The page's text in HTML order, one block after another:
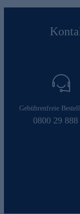
Gebührenfreie
0800 29 888